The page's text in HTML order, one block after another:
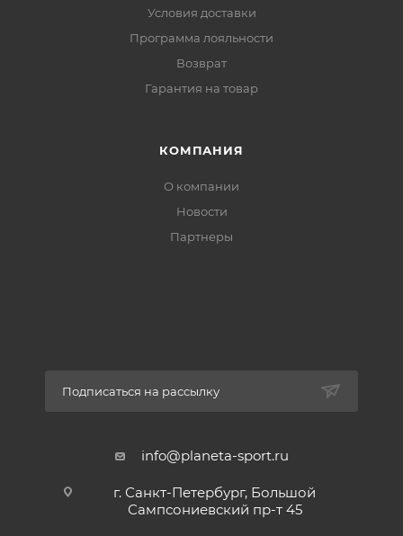
Условия доставки
Программа лояльности
Возврат
Гарантия на товар
КОМПАНИЯ
О компании
Новости
Партнеры
Подписаться на рассылку
info@planeta-sport.ru
г. Санкт-Петербург, Большой
Сампсониевский пр-т 45